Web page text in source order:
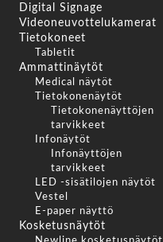
Digital Signage
Videoneuvottelukamerat
Tietokoneet
Tabletit
Ammattinäytöt
Medical näytöt
Tietokonenäytöt
Tietokonenäyttöjen
tarvikkeet
Infonäytöt
Infonäyttöjen
tarvikkeet
LED -sisätilojen näytöt
Vestel
E-paper näyttö
Kosketusnäytöt